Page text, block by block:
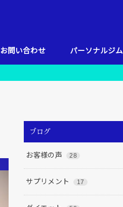
お問い合わせ パーソナルジム
ブログ
お客様の声 28
サプリメント 17